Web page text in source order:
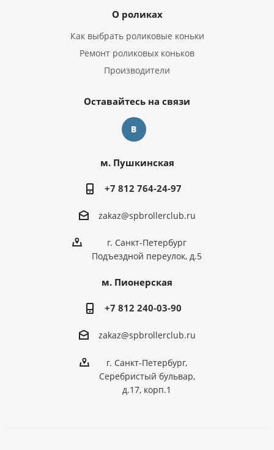
О роликах
Как выбрать роликовые коньки
Ремонт роликовых коньков
Производители
Оставайтесь на связи
м. Пушкинская
+7 812 764-24-97
zakaz@spbrollerclub.ru
г. Санкт-Петербург
Подъездной переулок, д.5
м. Пионерская
+7 812 240-03-90
zakaz@spbrollerclub.ru
г. Санкт-Петербург,
Серебристый бульвар,
д.17, корп.1